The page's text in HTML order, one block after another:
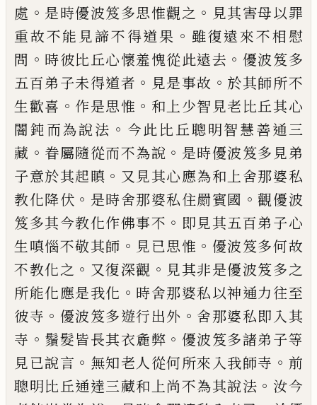
處 。 是時優波笈多思惟觀之 。 見其害母以罪
重故不能見諦不得道果 。 雖復遠來不相慰
問 。 時彼比丘心懷羞愧從此遠去 。 優波笈多
五百弟子未得道者 。 見是事故 。 於其師所不
生歡喜 。 作是思惟 。 和上少智見老比丘其心
闇鈍而為說法 。 今此比丘聰明智慧善通三
藏 。 眷屬隨從而不為說 。 是時優波笈多見弟
子意於其起瞋 。 又見其心應為和上舍那婆私
教化降伏 。 是時舍那婆私住罽賓國 。觀優波
笈多其今教化作佛事不 。 即見其五百弟子心
生嗔惱不敬其師 。 見已思惟 。 優波笈多何故
不教化之 。 又復深觀 。 見其非是優波笈多之
所能化應是我化 。 時舍那婆私以神通力往至
彼寺 。 優波笈多遊行出外 。 舍那婆私即入其
寺 。 鬚髮皆長其衣麁弊 。 優波笈多諸弟子等
見已說言 。 無知老人從何所來入我師寺 。 前
聰明比丘通達三藏和上尚不為其說法 。 汝今